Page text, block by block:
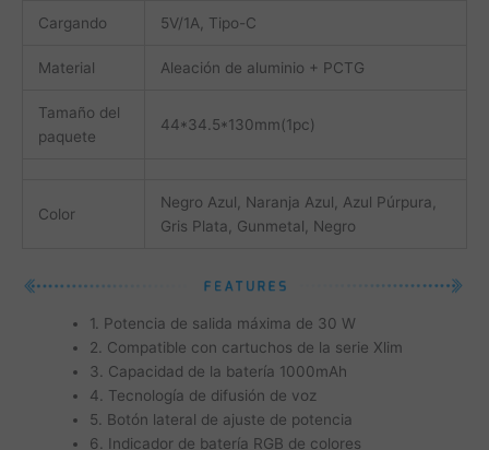
Cargando 5V/1A, Tipo-C
Material Aleación de aluminio + PCTG
Tamaño del
paquete
44*34.5*130mm(1pc)
Color
Negro Azul, Naranja Azul, Azul Púrpura,
Gris Plata, Gunmetal, Negro
1. Potencia de salida máxima de 30 W
2. Compatible con cartuchos de la serie Xlim
3. Capacidad de la batería 1000mAh
4. Tecnología de difusión de voz
5. Botón lateral de ajuste de potencia
6. Indicador de batería RGB de colores